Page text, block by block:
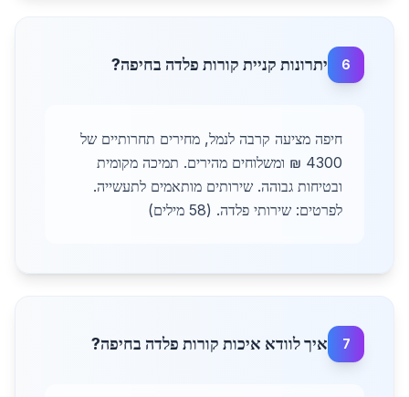
6 יתרונות קניית קורות פלדה בחיפה?
חיפה מציעה קרבה לנמל, מחירים תחרותיים של
4300 ₪ ומשלוחים מהירים. תמיכה מקומית
ובטיחות גבוהה. שירותים מותאמים לתעשייה.
לפרטים: שירותי פלדה. (58 מילים)
7 איך לוודא איכות קורות פלדה בחיפה?